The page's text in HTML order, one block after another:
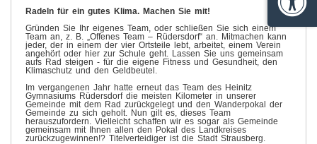
Radeln für ein gutes Klima. Machen Sie mit!
Gründen Sie Ihr eigenes Team, oder schließen Sie sich einem
Team an, z. B. „Offenes Team – Rüdersdorf“ an. Mitmachen kann
jeder, der in einem der vier Ortsteile lebt, arbeitet, einem Verein
angehört oder hier zur Schule geht. Lassen Sie uns gemeinsam
aufs Rad steigen - für die eigene Fitness und Gesundheit, den
Klimaschutz und den Geldbeutel.
Im vergangenen Jahr hatte erneut das Team des Heinitz
Gymnasiums Rüdersdorf die meisten Kilometer in unserer
Gemeinde mit dem Rad zurückgelegt und den Wanderpokal der
Gemeinde zu sich geholt. Nun gilt es, dieses Team
herauszufordern. Vielleicht schaffen wir es sogar als Gemeinde
gemeinsam mit Ihnen allen den Pokal des Landkreises
zurückzugewinnen!? Titelverteidiger ist die Stadt Strausberg.